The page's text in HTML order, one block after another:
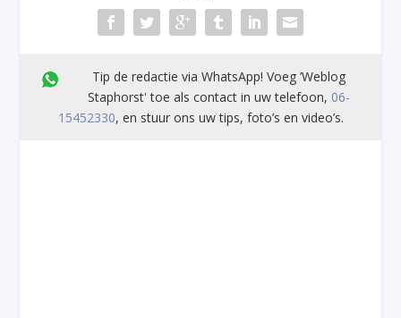
Tip de redactie via WhatsApp! Voeg ’Weblog
Staphorst' toe als contact in uw telefoon, 06-
15452330, en stuur ons uw tips, foto’s en video’s.